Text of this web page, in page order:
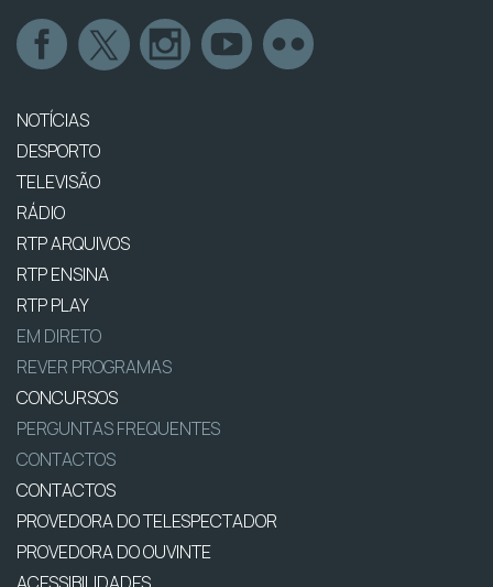
NOTÍCIAS
DESPORTO
TELEVISÃO
RÁDIO
RTP ARQUIVOS
RTP ENSINA
RTP PLAY
EM DIRETO
REVER PROGRAMAS
CONCURSOS
PERGUNTAS FREQUENTES
CONTACTOS
CONTACTOS
PROVEDORA DO TELESPECTADOR
PROVEDORA DO OUVINTE